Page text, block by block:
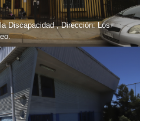
Discapacidad , Dirección: Los